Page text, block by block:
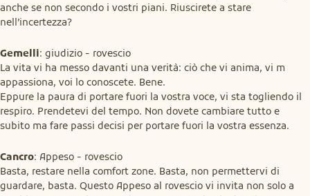
anche se non secondo i vostri piani. Riuscirete a stare
nell’incertezza?
Gemelli: giudizio - rovescio
La vita vi ha messo davanti una verità: ciò che vi anima, vi m
appassiona, voi lo conoscete. Bene.
Eppure la paura di portare fuori la vostra voce, vi sta togliendo il
respiro. Prendetevi del tempo. Non dovete cambiare tutto e
subito ma fare passi decisi per portare fuori la vostra essenza.
Cancro: Appeso - rovescio
Basta, restare nella comfort zone. Basta, non permettervi di
guardare, basta. Questo Appeso al rovescio vi invita non solo a